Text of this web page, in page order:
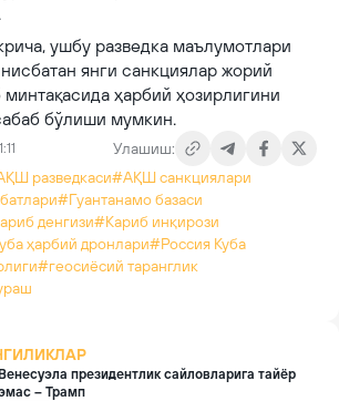
ушбу разведка маълумотлари
янги санкциялар жорий
ҳарбий ҳозирлигини
бўлиши мумкин.
Улашиш:
разведкаси#АҚШ санкциялари
#Гуантанамо базаси
денгизи#Кариб инқирози
ҳарбий дронлари#Россия Куба
#геосиёсий таранглик
Венесуэла президентлик сайловларига тайёр
– Трамп